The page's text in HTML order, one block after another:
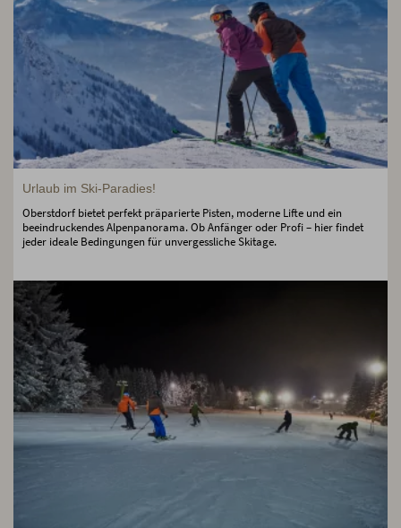
Urlaub im Ski-Paradies!
Oberstdorf bietet perfekt präparierte Pisten, moderne Lifte und ein
beeindruckendes Alpenpanorama. Ob Anfänger oder Profi – hier findet
jeder ideale Bedingungen für unvergessliche Skitage.